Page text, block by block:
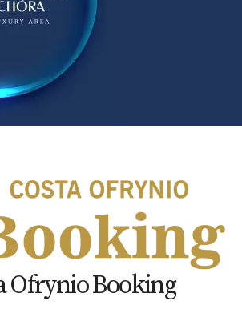
Ofrynio Booking